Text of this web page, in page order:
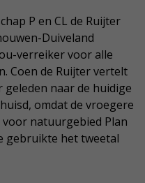
P en CL de Ruijter
Duiveland
verreiker voor alle
Coen de Ruijter vertelt
naar de huidige
omdat de vroegere
natuurgebied Plan
gebruikte het tweetal